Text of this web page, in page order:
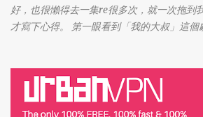
好，也很懶得去一集re很多次，就一次拖到
才寫下心得。 第一眼看到「我的大叔」這
不斷，加上面臨了美、日、韓劇的劇荒，個
在找出來看了一次…。 不得不說，開頭的辦
節和打在代表頭上奇異動畫，讓我以為這是